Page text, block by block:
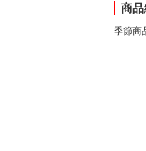
商
季節商